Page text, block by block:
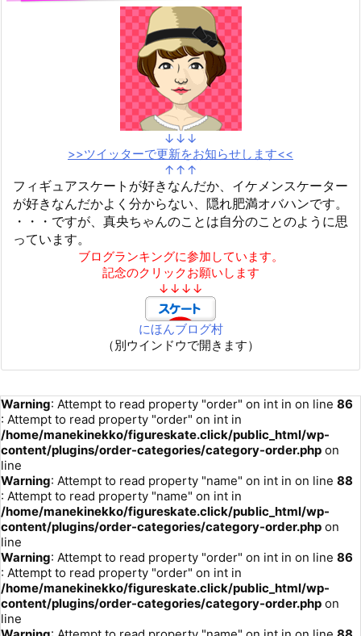
↓↓↓
>>ツイッターで更新をお知らせします<<
↑↑↑
フィギュアスケートが好きなんだか、イケメンスケーター
が好きなんだかよく分からない、隠れ肥満オバハンです。
・・・ですが、真央ちゃんのことは自分のことのように思
っています。
ブログランキングに参加しています。
記念のクリックお願いします
↓↓↓↓
にほんブログ村
（別ウインドウで開きます）
Warning: Attempt to read property "order" on int in on line 86
: Attempt to read property "order" on int in
/home/manekinekko/figureskate.click/public_html/wp-
content/plugins/order-categories/category-order.php on
line
Warning: Attempt to read property "name" on int in on line 88
: Attempt to read property "name" on int in
/home/manekinekko/figureskate.click/public_html/wp-
content/plugins/order-categories/category-order.php on
line
Warning: Attempt to read property "order" on int in on line 86
: Attempt to read property "order" on int in
/home/manekinekko/figureskate.click/public_html/wp-
content/plugins/order-categories/category-order.php on
line